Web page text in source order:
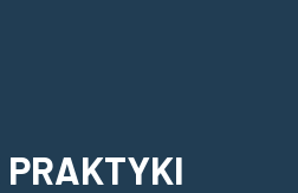
PRAKTYKI